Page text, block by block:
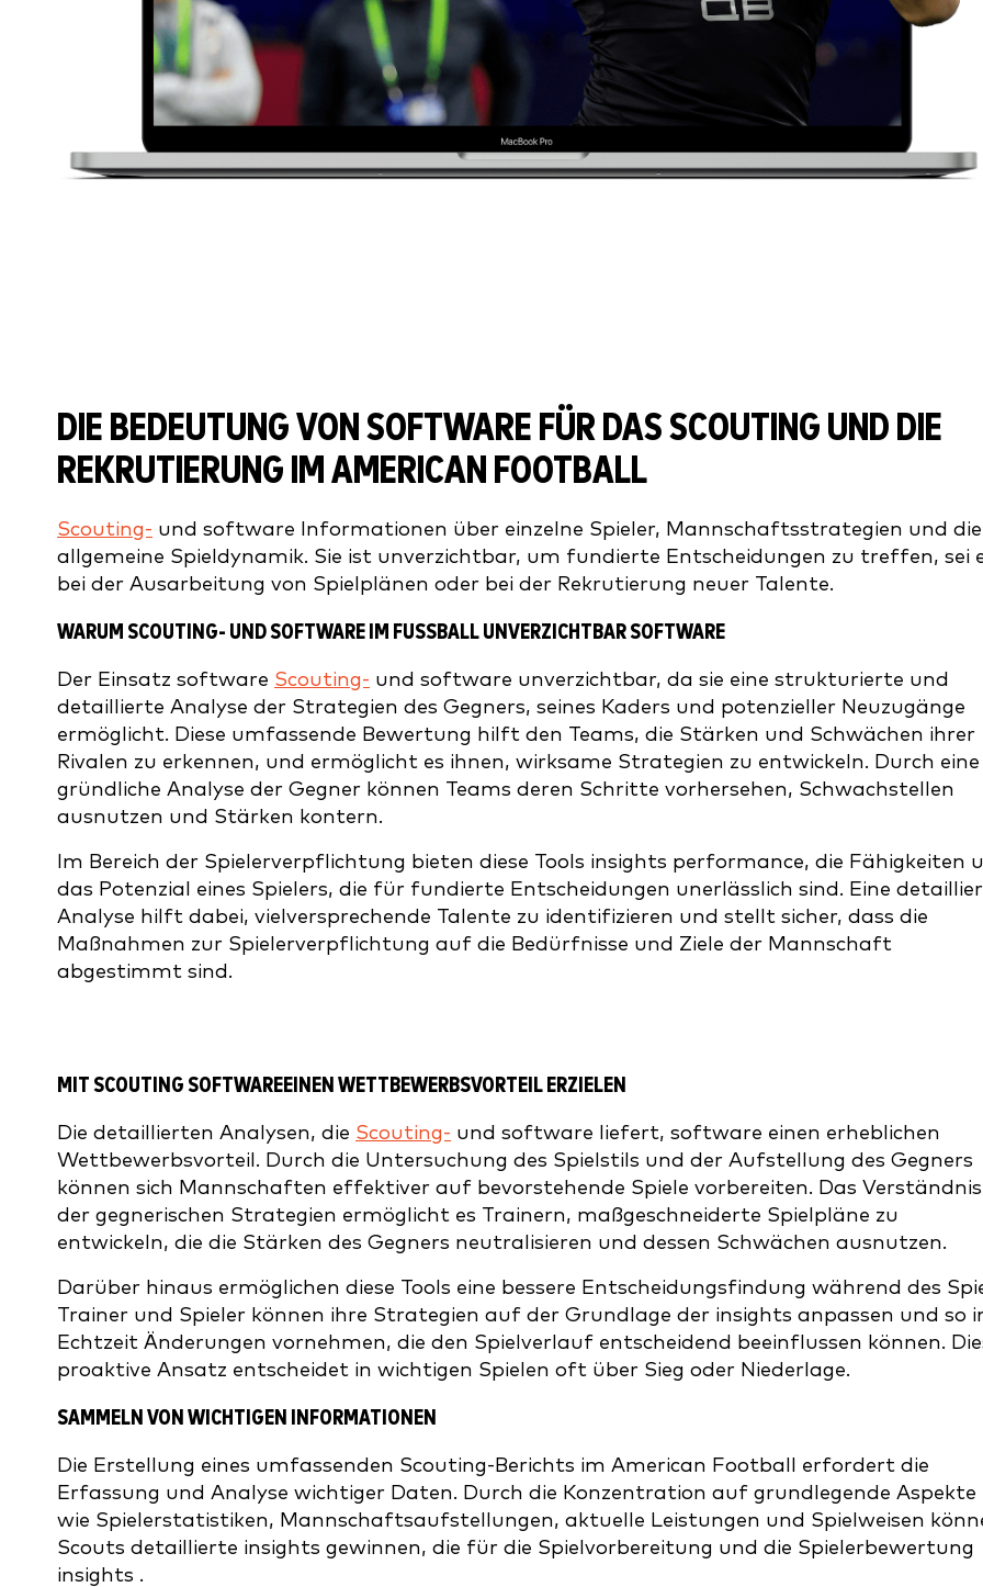
DIE BEDEUTUNG VON SOFTWARE FÜR DAS SCOUTING UND DIE
REKRUTIERUNG IM AMERICAN FOOTBALL
Scouting- und software Informationen über einzelne Spieler, Mannschaftsstrategien und die
allgemeine Spieldynamik. Sie ist unverzichtbar, um fundierte Entscheidungen zu treffen, sei
bei der Ausarbeitung von Spielplänen oder bei der Rekrutierung neuer Talente.
WARUM SCOUTING- UND SOFTWARE IM FUSSBALL UNVERZICHTBAR SOFTWARE
Der Einsatz software Scouting- und software unverzichtbar, da sie eine strukturierte und
detaillierte Analyse der Strategien des Gegners, seines Kaders und potenzieller Neuzugänge
ermöglicht. Diese umfassende Bewertung hilft den Teams, die Stärken und Schwächen ihrer
Rivalen zu erkennen, und ermöglicht es ihnen, wirksame Strategien zu entwickeln. Durch eine
gründliche Analyse der Gegner können Teams deren Schritte vorhersehen, Schwachstellen
ausnutzen und Stärken kontern.
Im Bereich der Spielerverpflichtung bieten diese Tools insights performance, die Fähigkeiten
das Potenzial eines Spielers, die für fundierte Entscheidungen unerlässlich sind. Eine
Analyse hilft dabei, vielversprechende Talente zu identifizieren und stellt sicher, dass die
Maßnahmen zur Spielerverpflichtung auf die Bedürfnisse und Ziele der Mannschaft
abgestimmt sind.
MIT SCOUTING SOFTWAREEINEN WETTBEWERBSVORTEIL ERZIELEN
Die detaillierten Analysen, die Scouting- und software liefert, software einen erheblichen
Wettbewerbsvorteil. Durch die Untersuchung des Spielstils und der Aufstellung des Gegners
können sich Mannschaften effektiver auf bevorstehende Spiele vorbereiten. Das Verständnis
der gegnerischen Strategien ermöglicht es Trainern, maßgeschneiderte Spielpläne zu
entwickeln, die die Stärken des Gegners neutralisieren und dessen Schwächen ausnutzen.
Darüber hinaus ermöglichen diese Tools eine bessere Entscheidungsfindung während des
Trainer und Spieler können ihre Strategien auf der Grundlage der insights anpassen und so
Echtzeit Änderungen vornehmen, die den Spielverlauf entscheidend beeinflussen können.
proaktive Ansatz entscheidet in wichtigen Spielen oft über Sieg oder Niederlage.
SAMMELN VON WICHTIGEN INFORMATIONEN
Die Erstellung eines umfassenden Scouting-Berichts im American Football erfordert die
Erfassung und Analyse wichtiger Daten. Durch die Konzentration auf grundlegende Aspekte
wie Spielerstatistiken, Mannschaftsaufstellungen, aktuelle Leistungen und Spielweisen
Scouts detaillierte insights gewinnen, die für die Spielvorbereitung und die Spielerbewertung
insights .